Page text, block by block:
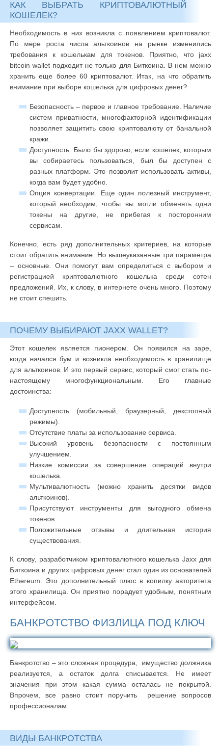
КАК ВЫБРАТЬ КРИПТОВАЛЮТНЫЙ
КОШЕЛЕК?
Необходимость в них возникла с появлением криптовалют.
По мере роста числа альткоинов на рынке изменились
требования к кошелькам для токенов. Приятно, что jaxx
bitcoin wallet подходит не только для Биткоина. В нем можно
хранить еще более 60 криптовалют. Итак, на что обратить
внимание при выборе кошелька для цифровых денег?
Безопасность – первое и главное требование. Наличие
систем приватности, многофакторной идентификации
позволяет защитить свою криптовалюту от банальной
кражи.
Доступность. Было бы здорово, если кошелек, которым
вы собираетесь пользоваться, был бы доступен с
разных платформ. Это позволит использовать активы,
когда вам будет удобно.
Опция конвертации. Еще один полезный инструмент,
который необходим, чтобы вы могли обменять одни
токены на другие, не прибегая к посторонним
сервисам.
Конечно, есть ряд дополнительных критериев, на которые
стоит обратить внимание. Но вышеуказанные три параметра
– основные. Они помогут вам определиться с выбором и
регистрацией криптовалютного кошелька среди сотен
предложений. Их, к слову, в интернете очень много. Поэтому
не стоит спешить.
ПОЧЕМУ ВЫБИРАЮТ JAXX WALLET?
Этот кошелек является пионером. Он появился на заре,
когда начался бум и возникла необходимость в хранилище
для альткоинов. И это первый сервис, который смог стать по-
настоящему многофункциональным. Его главные
достоинства:
Доступность (мобильный, браузерный, декстопный
режимы).
Отсутствие платы за использование сервиса.
Высокий уровень безопасности с постоянным
улучшением.
Низкие комиссии за совершение операций внутри
кошелька.
Мультивалютность (можно хранить десятки видов
альткоинов).
Присутствуют инструменты для выгодного обмена
токенов.
Положительные отзывы и длительная история
существования.
К слову, разработчиком криптовалютного кошелька Jaxx для
Биткоина и других цифровых денег стал один из основателей
Ethereum. Это дополнительный плюс в копилку авторитета
этого хранилища. Он приятно порадует удобным, понятным
интерфейсом.
БАНКРОТСТВО ФИЗЛИЦА ПОД КЛЮЧ
Банкротство – это сложная процедура, имущество должника
реализуется, а остаток долга списывается. Не имеет
значения при этом какая сумма осталась не покрытой.
Впрочем, все равно стоит поручить решение вопросов
профессионалам.
ВИДЫ БАНКРОТСТВА